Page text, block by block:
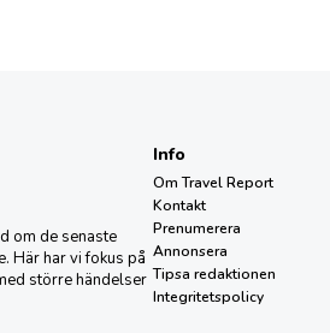
om de senaste
Här har vi fokus på
större händelser
Info
Om Travel Report
Kontakt
Prenumerera
Annonsera
Tipsa redaktionen
Integritetspolicy